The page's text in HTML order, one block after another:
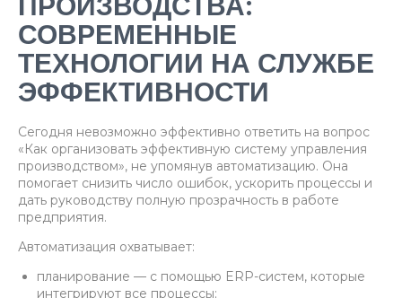
СОВРЕМЕННЫЕ
ТЕХНОЛОГИИ НА СЛУЖБЕ
ЭФФЕКТИВНОСТИ
Сегодня невозможно эффективно ответить на вопрос
«Как организовать эффективную систему управления
производством», не упомянув автоматизацию. Она
помогает снизить число ошибок, ускорить процессы и
дать руководству полную прозрачность в работе
предприятия.
Автоматизация охватывает:
планирование — с помощью ERP-систем, которые
интегрируют все процессы;